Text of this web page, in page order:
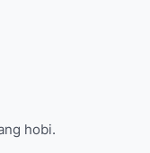
hobi.